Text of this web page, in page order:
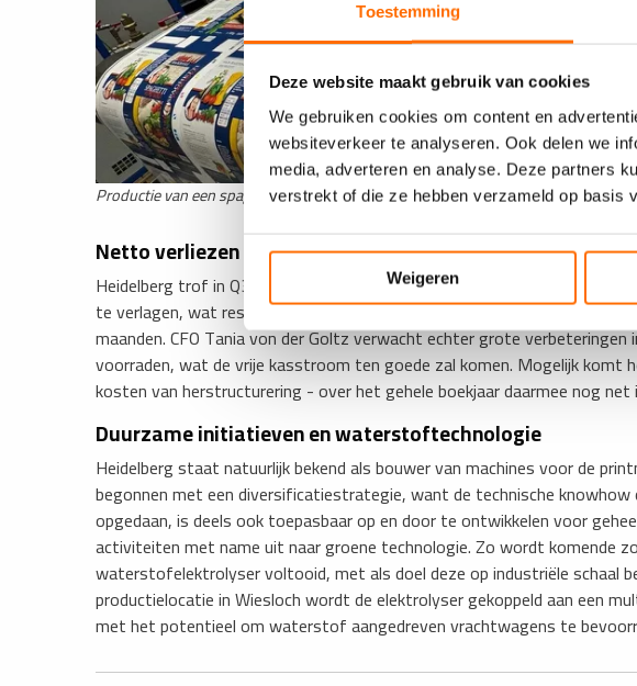
Toestemming
Deze website maakt gebruik van cookies
We gebruiken cookies om content en
websiteverkeer te analyseren. Ook delen we
media, adverteren en analyse. Deze partners
verstrekt of die ze hebben verzameld op basis
Weigeren
Productie van een spaghettiverpakking op een Heidelberg Boardmaster flexopers.
Netto verliezen door herstructurering
Heidelberg trof in Q3 (van haar boekjaar) voorzieningen van €29 miljoen
te verlagen, wat resulteerde in een nettoverlies van €7 miljoen in het
maanden. CFO Tania von der Goltz verwacht echter grote
voorraden, wat de vrije kasstroom ten goede zal komen. Mogelijk
kosten van herstructurering - over het gehele boekjaar daarmee nog
Duurzame initiatieven en waterstoftechnologie
Heidelberg staat natuurlijk bekend als bouwer van machines voor de
begonnen met een diversificatiestrategie, want de technische
opgedaan, is deels ook toepasbaar op en door te ontwikkelen voor
activiteiten met name uit naar groene technologie. Zo wordt komende
waterstofelektrolyser voltooid, met als doel deze op industriële schaal
productielocatie in Wiesloch wordt de elektrolyser gekoppeld aan een
met het potentieel om waterstof aangedreven vrachtwagens te